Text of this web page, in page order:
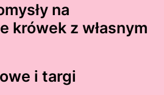
na
krówek z własnym
i targi